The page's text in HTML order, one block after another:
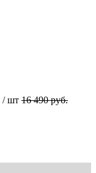
/ шт 16 490 руб.